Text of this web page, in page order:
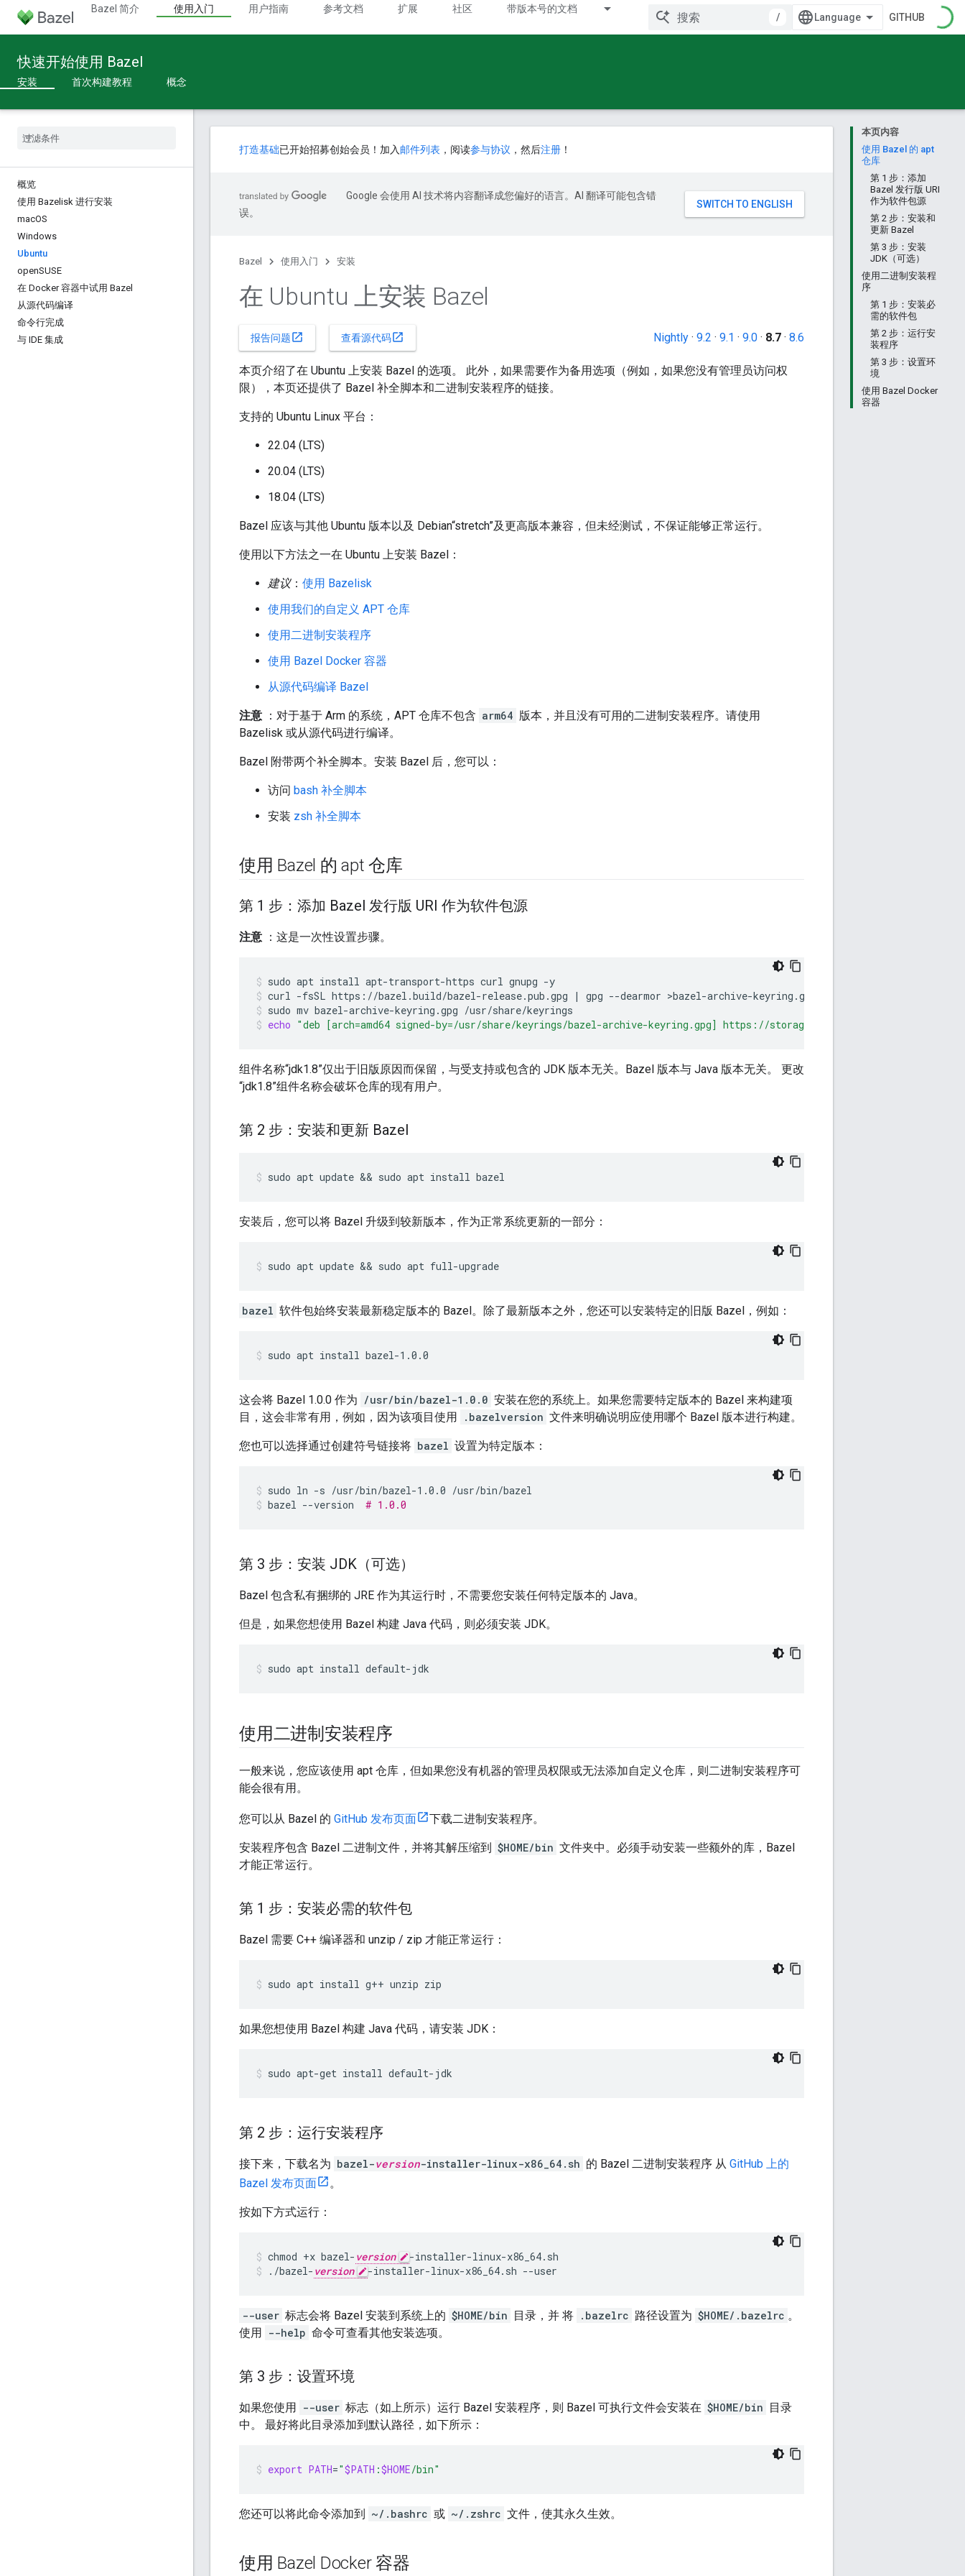
Bazel 简介 使用入门 用户指南 参考文档 扩展 社区 带版本号的文档
/ GITHUB
快速开始使用 Bazel
安装 首次构建教程 概念
概览
使用 Bazelisk 进行安装
macOS
Windows
Ubuntu
openSUSE
在 Docker 容器中试用 Bazel
从源代码编译
命令行完成
与 IDE 集成
本页内容
使用 Bazel 的 apt
仓库
第 1 步：添加
Bazel 发行版 URI
作为软件包源
第 2 步：安装和
更新 Bazel
第 3 步：安装
JDK（可选）
使用二进制安装程
序
第 1 步：安装必
需的软件包
第 2 步：运行安
装程序
第 3 步：设置环
境
使用 Bazel Docker
容器
打造基础已开始招募创始会员！加入 邮件列表 ，阅读参与协议 ，然后注册 ！
Google 会使用 AI 技术将内容翻译成您偏好的语言。AI 翻译可能包含错
误。
Bazel 使用入门 安装
在 Ubuntu 上安装 Bazel
报告问题open_in_new 查看源代码open_in_new Nightly · 9.2 · 9.1 · 9.0 · 8.7 · 8.6
本页介绍了在 Ubuntu 上安装 Bazel 的选项。 此外，如果需要作为备用选项（例如，如果您没有管理员访问权
限），本页还提供了 Bazel 补全脚本和二进制安装程序的链接。
支持的 Ubuntu Linux 平台：
22.04 (LTS)
20.04 (LTS)
18.04 (LTS)
Bazel 应该与其他 Ubuntu 版本以及 Debian“stretch”及更高版本兼容，但未经测试，不保证能够正常运行。
使用以下方法之一在 Ubuntu 上安装 Bazel：
建议： 使用 Bazelisk
使用我们的自定义 APT 仓库
使用二进制安装程序
使用 Bazel Docker 容器
从源代码编译 Bazel
注意 ：对于基于 Arm 的系统，APT 仓库不包含 arm64 版本，并且没有可用的二进制安装程序。请使用
Bazelisk 或从源代码进行编译。
Bazel 附带两个补全脚本。安装 Bazel 后，您可以：
访问 bash 补全脚本
安装 zsh 补全脚本
使用 Bazel 的 apt 仓库
第 1 步：添加 Bazel 发行版 URI 作为软件包源
注意 ：这是一次性设置步骤。
sudo apt install apt-transport-https curl gnupg -y
curl -fsSL https://bazel.build/bazel-release.pub.gpg | gpg --dearmor >bazel-archive-keyring.gpg
sudo mv bazel-archive-keyring.gpg /usr/share/keyrings
echo "deb [arch=amd64 signed-by=/usr/share/keyrings/bazel-archive-keyring.gpg] https://storage.googleapis.com/bazel-
组件名称“jdk1.8”仅出于旧版原因而保留，与受支持或包含的 JDK 版本无关。Bazel 版本与 Java 版本无关。 更改
“jdk1.8”组件名称会破坏仓库的现有用户。
第 2 步：安装和更新 Bazel
sudo apt update && sudo apt install bazel
安装后，您可以将 Bazel 升级到较新版本，作为正常系统更新的一部分：
sudo apt update && sudo apt full-upgrade
bazel 软件包始终安装最新稳定版本的 Bazel。除了最新版本之外，您还可以安装特定的旧版 Bazel，例如：
sudo apt install bazel-1.0.0
这会将 Bazel 1.0.0 作为 /usr/bin/bazel-1.0.0 安装在您的系统上。如果您需要特定版本的 Bazel 来构建项
目，这会非常有用，例如，因为该项目使用
.bazelversion 文件来明确说明应使用哪个 Bazel 版本进行构建。
您也可以选择通过创建符号链接将 bazel 设置为特定版本：
sudo ln -s /usr/bin/bazel-1.0.0 /usr/bin/bazel
bazel --version # 1.0.0
第 3 步：安装 JDK（可选）
Bazel 包含私有捆绑的 JRE 作为其运行时，不需要您安装任何特定版本的 Java。
但是，如果您想使用 Bazel 构建 Java 代码，则必须安装 JDK。
sudo apt install default-jdk
使用二进制安装程序
一般来说，您应该使用 apt 仓库，但如果您没有机器的管理员权限或无法添加自定义仓库，则二进制安装程序可
能会很有用。
您可以从 Bazel 的 GitHub 发布页面 下载二进制安装程序。
安装程序包含 Bazel 二进制文件，并将其解压缩到 $HOME/bin 文件夹中。必须手动安装一些额外的库，Bazel
才能正常运行。
第 1 步：安装必需的软件包
Bazel 需要 C++ 编译器和 unzip / zip 才能正常运行：
sudo apt install g++ unzip zip
如果您想使用 Bazel 构建 Java 代码，请安装 JDK：
sudo apt-get install default-jdk
第 2 步：运行安装程序
接下来，下载名为 bazel-version-installer-linux-x86_64.sh 的 Bazel 二进制安装程序 从 GitHub 上的
Bazel 发布页面
。
按如下方式运行：
chmod +x bazel- version
-installer-linux-x86_64.sh
./bazel- version -installer-linux-x86_64.sh --user
--user 标志会将 Bazel 安装到系统上的 $HOME/bin 目录，并 将 .bazelrc 路径设置为 $HOME/.bazelrc 。
使用 --help 命令可查看其他安装选项。
第 3 步：设置环境
如果您使用 --user 标志（如上所示）运行 Bazel 安装程序，则 Bazel 可执行文件会安装在 $HOME/bin 目录
中。 最好将此目录添加到默认路径，如下所示：
export PATH="$PATH :$HOME/bin"
您还可以将此命令添加到 ~/.bashrc 或 ~/.zshrc 文件，使其永久生效。
使用 Bazel Docker 容器